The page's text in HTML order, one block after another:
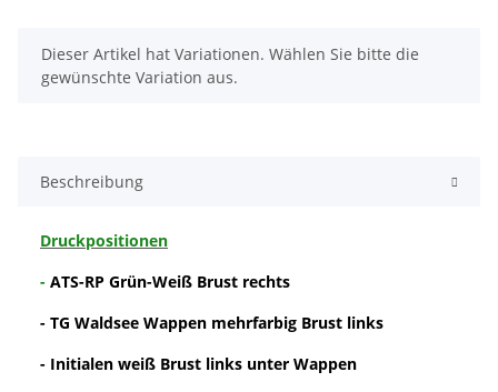
x
Dieser Artikel hat Variationen. Wählen Sie bitte die
gewünschte Variation aus.
Beschreibung
Druckpositionen
- ATS-RP Grün-Weiß Brust rechts
- TG Waldsee Wappen mehrfarbig Brust links
- Initialen weiß Brust links unter Wappen